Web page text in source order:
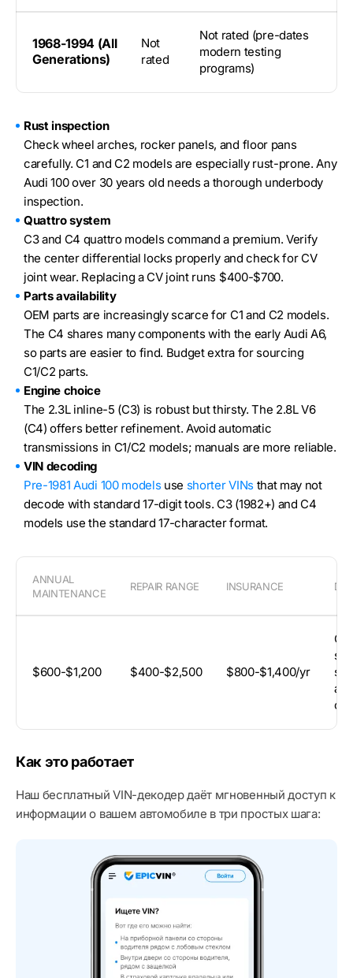
1968-1994 (all
Generations)
Not
rated
Not rated (pre-dates
modern testing
programs)
Rust inspection
Check wheel arches, rocker panels, and floor pans
carefully. C1 and C2 models are especially rust-prone. Any
Audi 100 over 30 years old needs a thorough underbody
inspection.
Quattro system
C3 and C4 quattro models command a premium. Verify
the center differential locks properly and check for CV
joint wear. Replacing a CV joint runs $400-$700.
Parts availability
OEM parts are increasingly scarce for C1 and C2 models.
The C4 shares many components with the early Audi A6,
so parts are easier to find. Budget extra for sourcing
C1/C2 parts.
Engine choice
The 2.3L inline-5 (C3) is robust but thirsty. The 2.8L V6
(C4) offers better refinement. Avoid automatic
transmissions in C1/C2 models; manuals are more reliable.
VIN decoding
Pre-1981 Audi 100 modelsuse shorter VINsthat may not
decode with standard 17-digit tools. C3 (1982+) and C4
models use the standard 17-character format.
ANNUAL
MAINTENANCE
REPAIR RANGE INSURANCE
$600-$1,200 $400-$2,500 $800-$1,400/yr
Как это работает
Наш бесплатный VIN-декодер даёт мгновенный доступ к
информации о вашем автомобиле в три простых шага: